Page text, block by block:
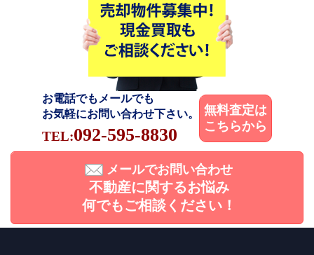
お電話でもメールでも
お気軽にお問い合わせ下さい。
TEL:092-595-8830
無料査定は
こちらから
メールでお問い合わせ
不動産に関するお悩み
何でもご相談ください！